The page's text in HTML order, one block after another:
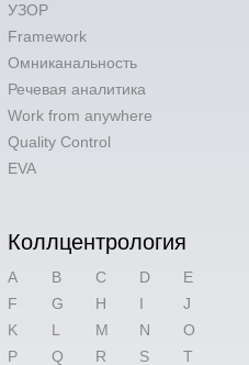
УЗОР
Framework
Омниканальность
Речевая аналитика
Work from anywhere
Quality Control
EVA
Коллцентрология
A B C D
E
F
G H I
J
K
L M N
O
P
Q R S T